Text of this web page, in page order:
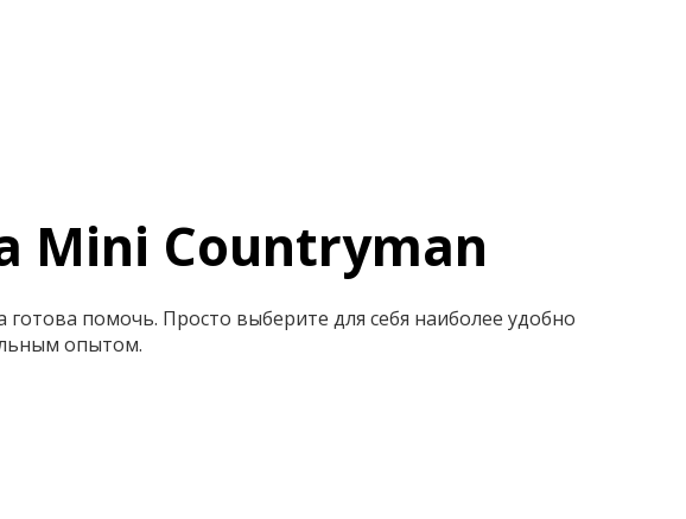
Mini Countryman
помочь. Просто выберите для себя наиболее удобно
опытом.